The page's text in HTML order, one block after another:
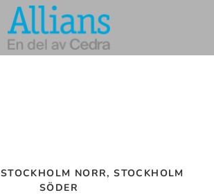
STOCKHOLM NORR, STOCKHOLM
SÖDER